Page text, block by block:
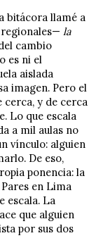
bitácora llamé a
la
cambio
es ni el
aislada
imagen. Pero el
y de cerca
Lo que escala
a mil aulas no
vínculo: alguien
De eso,
ponencia: la
en Lima
escala. La
que alguien
por sus dos